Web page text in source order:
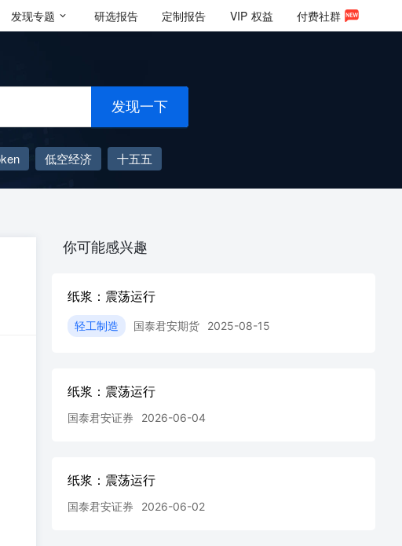
发现专题 研选报告 定制报告 VIP 权益 付费社群
发现一下
低空经济
十五五
趋势
及
价接
纸
紧
高价
询业
若
你可能感兴趣
纸浆：震荡运行
轻工制造 国泰君安期货 2025-08-15
纸浆：震荡运行
国泰君安证券 2026-06-04
纸浆：震荡运行
国泰君安证券 2026-06-02